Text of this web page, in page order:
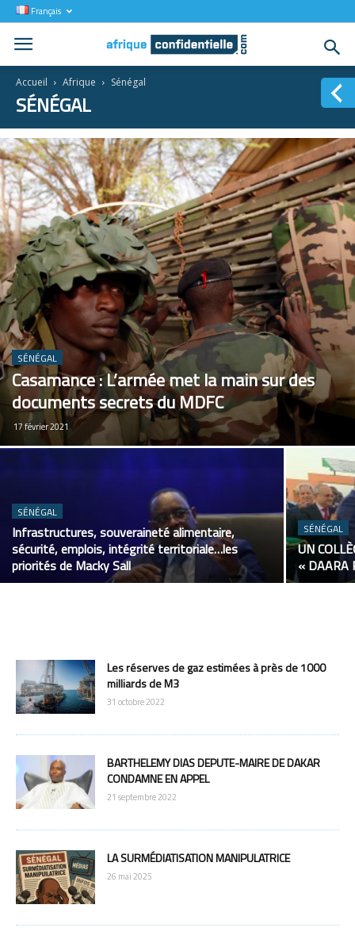
Français
Accueil Afrique Sénégal
SÉNÉGAL
SÉNÉGAL
Casamance : L’armée met la main sur des
documents secrets du MDFC
17 février 2021
SÉNÉGAL
Infrastructures, souveraineté alimentaire,
sécurité, emplois, intégrité territoriale…les
priorités de Macky Sall
SÉNÉGAL
UN
« DAARA
Les réserves de gaz estimées à près de 1000
milliards de M3
31 octobre 2022
BARTHELEMY DIAS DEPUTE-MAIRE DE DAKAR
CONDAMNE EN APPEL
21 septembre 2022
LA SURMÉDIATISATION MANIPULATRICE
26 mai 2025